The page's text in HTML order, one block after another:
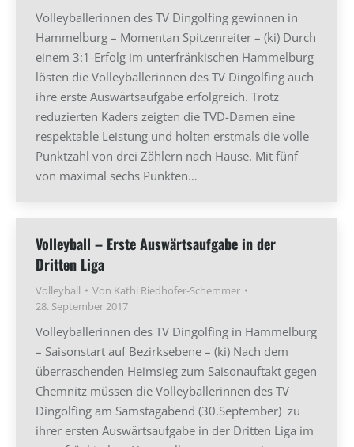
Volleyballerinnen des TV Dingolfing gewinnen in
Hammelburg – Momentan Spitzenreiter – (ki) Durch
einem 3:1-Erfolg im unterfränkischen Hammelburg
lösten die Volleyballerinnen des TV Dingolfing auch
ihre erste Auswärtsaufgabe erfolgreich. Trotz
reduzierten Kaders zeigten die TVD-Damen eine
respektable Leistung und holten erstmals die volle
Punktzahl von drei Zählern nach Hause. Mit fünf
von maximal sechs Punkten…
Volleyball – Erste Auswärtsaufgabe in der
Dritten Liga
Volleyball Von Kathi Riedhofer-Schemmer
28. September 2017
Volleyballerinnen des TV Dingolfing in Hammelburg
– Saisonstart auf Bezirksebene – (ki) Nach dem
überraschenden Heimsieg zum Saisonauftakt gegen
Chemnitz müssen die Volleyballerinnen des TV
Dingolfing am Samstagabend (30.September) zu
ihrer ersten Auswärtsaufgabe in der Dritten Liga im